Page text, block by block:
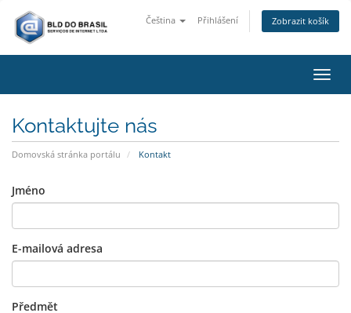
Čeština Přihlášení Zobrazit košík
Kontaktujte nás
Domovská stránka portálu Kontakt
Jméno
E-mailová adresa
Předmět